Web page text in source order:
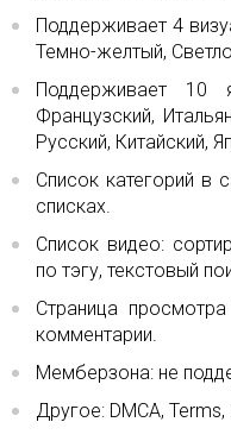
Поддерживает 4
Темно-желтый,
Поддерживает 10
Французский,
Русский, Китайский,
Список категорий в
списках.
Список видео:
по тэгу, текстовый
Страница просмотра
комментарии.
Мемберзона: не
Другое: DMCA,